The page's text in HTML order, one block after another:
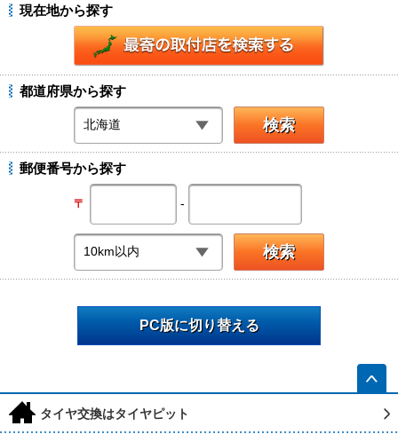
現在地から探す
都道府県から探す
郵便番号から探す
〒 -
PC版に切り替える
h タイヤ交換はタイヤピット